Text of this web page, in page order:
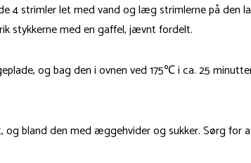
4 strimler let med vand og læg strimlerne på den
stykkerne med en gaffel, jævnt fordelt.
og bag den i ovnen ved 175℃ i ca. 25
og bland den med æggehvider og sukker. Sørg for